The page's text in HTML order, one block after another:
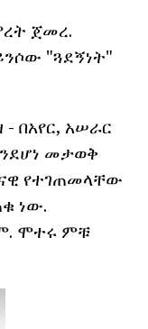
ጀመረ.
"ጓደኝነት"
በአየር, አሠራር
መታወቅ
የተገጠመላቸው
ነው.
ሞተሩ ምቹ